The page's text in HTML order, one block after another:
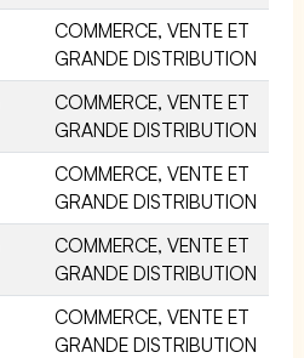
COMMERCE, VENTE ET
GRANDE DISTRIBUTION
COMMERCE, VENTE ET
GRANDE DISTRIBUTION
COMMERCE, VENTE ET
GRANDE DISTRIBUTION
COMMERCE, VENTE ET
GRANDE DISTRIBUTION
COMMERCE, VENTE ET
GRANDE DISTRIBUTION